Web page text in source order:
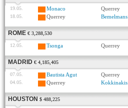
19.05. Monaco Querrey
18.05. Querrey Bemelmans
ROME € 3,288,530
12.05. Tsonga Querrey
MADRID € 4,185,405
07.05. Bautista Agut Querrey
04.05. Querrey Kokkinakis
HOUSTON $ 488,225